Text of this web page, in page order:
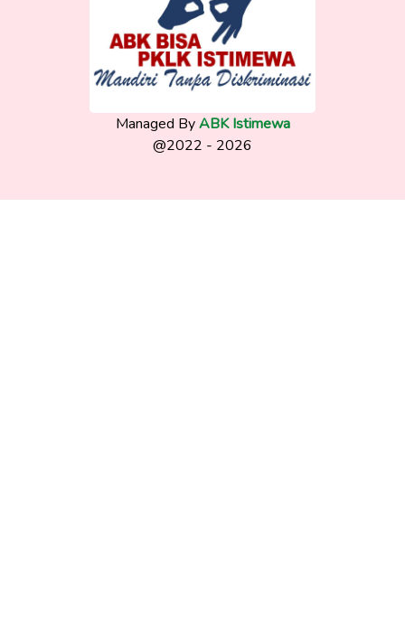
Managed ByABK Istimewa
@2022 - 2026